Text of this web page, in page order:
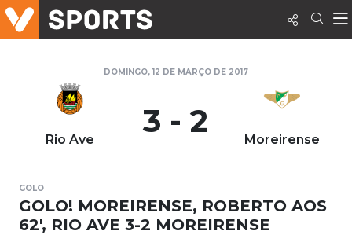
DOMINGO, 12 DE MARÇO DE 2017
Rio Ave 3 - 2 Moreirense
GOLO
GOLO! MOREIRENSE, ROBERTO AOS
62', RIO AVE 3-2 MOREIRENSE